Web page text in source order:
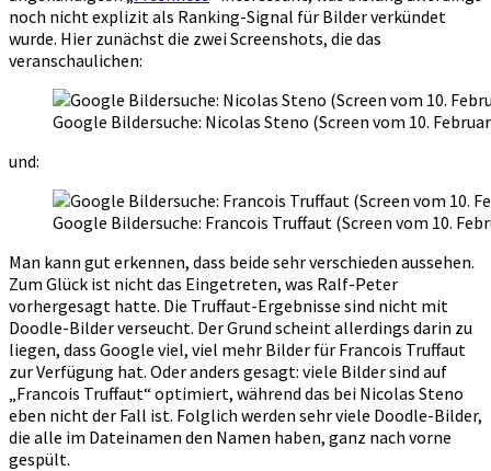
noch nicht explizit als Ranking-Signal für Bilder verkündet
wurde. Hier zunächst die zwei Screenshots, die das
veranschaulichen:
Google Bildersuche: Nicolas Steno (Screen vom 10.
und:
Google Bildersuche: Francois Truffaut (Screen vom 10.
Man kann gut erkennen, dass beide sehr verschieden aussehen.
Zum Glück ist nicht das Eingetreten, was Ralf-Peter
vorhergesagt hatte. Die Truffaut-Ergebnisse sind nicht mit
Doodle-Bilder verseucht. Der Grund scheint allerdings darin zu
liegen, dass Google viel, viel mehr Bilder für Francois Truffaut
zur Verfügung hat. Oder anders gesagt: viele Bilder sind auf
„Francois Truffaut“ optimiert, während das bei Nicolas Steno
eben nicht der Fall ist. Folglich werden sehr viele Doodle-Bilder,
die alle im Dateinamen den Namen haben, ganz nach vorne
gespült.